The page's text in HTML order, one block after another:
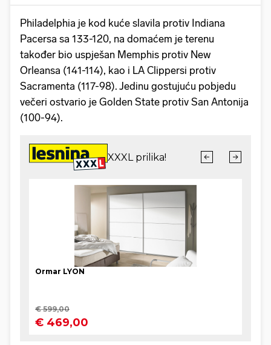
Philadelphia je kod kuće slavila protiv Indiana
Pacersa sa 133-120, na domaćem je terenu
također bio uspješan Memphis protiv New
Orleansa (141-114), kao i LA Clippersi protiv
Sacramenta (117-98). Jedinu gostujuću pobjedu
večeri ostvario je Golden State protiv San Antonija
(100-94).